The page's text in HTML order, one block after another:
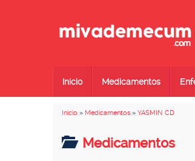
Inicio Medicamentos
Inicio » Medicamentos » YASMIN CD
Medicamentos